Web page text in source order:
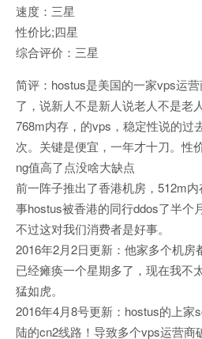
速度：三星
性价比;四星
综合评价：三星
简评：hostus是美国的一家vps运
了，说新人不是新人说老人不是老
768m内存，的vps，稳定性说的过
次。关键是便宜，一年才十刀。性
ng值高了点没啥大缺点
前一阵子推出了香港机房，512m
事hostus被香港的同行ddos了半个
不过这对我们消费者是好事。
2016年2月2日更新：他家多个机
已经瘫痪一个星期多了，现在我不
猛如虎。
2016年4月8号更新：hostus的上家
陆的cn2线路！导致多个vps运营商